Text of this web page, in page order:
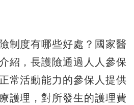
度有哪些好處？國家醫
紹，長護險通過人人參保
常活動能力的參保人提供
護理，對所發生的護理費